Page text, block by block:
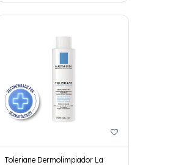
Toleriane Dermolimpiador La